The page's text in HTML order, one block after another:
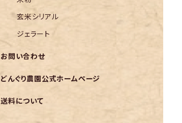
玄米シリアル
ジェラート
お問い合わせ
どんぐり農園公式ホームページ
送料について